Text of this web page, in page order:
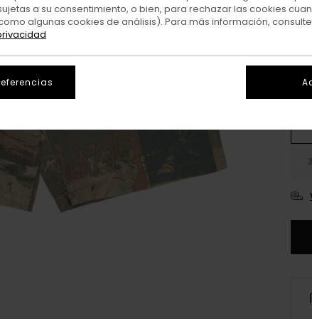
a su consentimiento, o bien, para rechazar las cookies
algunas cookies de análisis). Para más información,